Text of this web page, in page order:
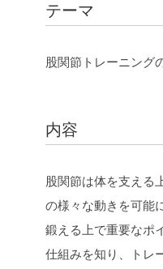
テーマ
股関節トレーニング
内容
股関節は体を支える
の様々な動きを可能
鍛える上で重要なポ
仕組みを知り、トレ